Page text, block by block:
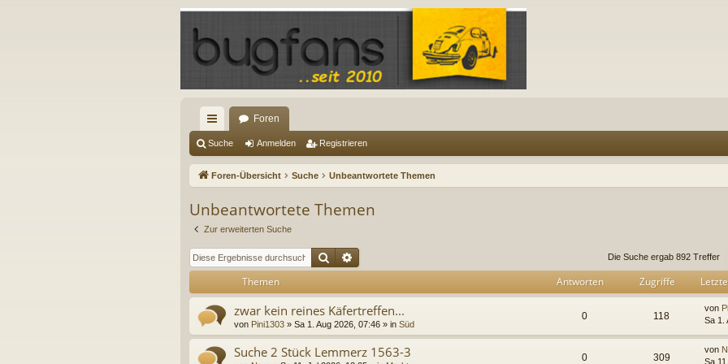
ch
ne
ug
Foren
Suche Anmelden Registrieren
Foren-Übersicht Suche Unbeantwortete Themen
Unbeantwortete Themen
Zur erweiterten Suche
Suche Die Suche ergab 892 Treffer
Themen Antworten Zugriffe
zwar kein reines Käfertreffen...
von Pini1303 » Sa 1. Aug 2026, 07:46 » in Süd
0 118
von
Sa 1.
Suche 2 Stück Lemmerz 1563-3 0 309
von
Sa